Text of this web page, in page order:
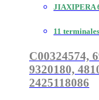
JIAXIPERA
11 terminales
C00324574,
9320180,
2425118086